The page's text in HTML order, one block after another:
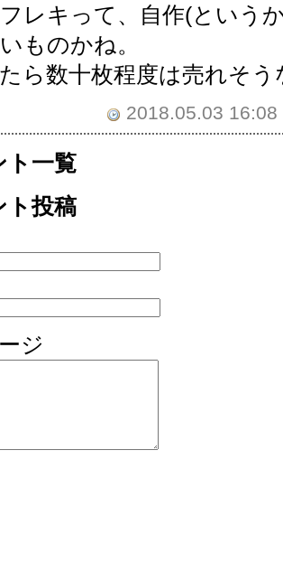
レキって、自作(という
ものかね。
ら数十枚程度は売れそ
2018.05.03
ト一覧
ト投稿
ジ